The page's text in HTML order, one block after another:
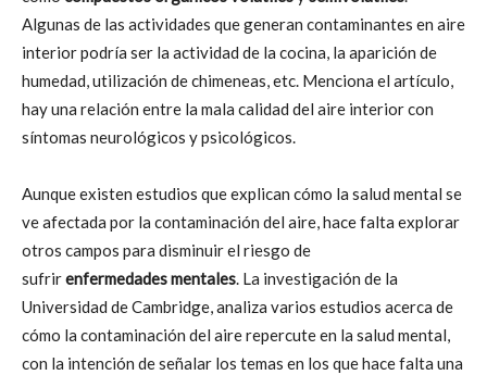
Algunas de las actividades que generan contaminantes en aire
interior podría ser la actividad de la cocina, la aparición de
humedad, utilización de chimeneas, etc. Menciona el artículo,
hay una relación entre la mala calidad del aire interior con
síntomas neurológicos y psicológicos.
Aunque existen estudios que explican cómo la salud mental se
ve afectada por la contaminación del aire, hace falta explorar
otros campos para disminuir el riesgo de
sufrirenfermedadesmentales. La investigación de la
Universidad de Cambridge, analiza varios estudios acerca de
cómo la contaminación del aire repercute en la salud mental,
con la intención de señalar los temas en los que hace falta una